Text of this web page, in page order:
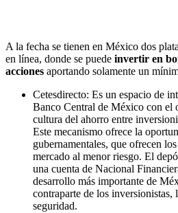
A la fecha se tienen en México dos
en línea, donde se puede invertir en
acciones aportando solamente un
Cetesdirecto: Es un espacio de
Banco Central de México con el
cultura del ahorro entre
Este mecanismo ofrece la
gubernamentales, que ofrecen
mercado al menor riesgo. El
una cuenta de Nacional
desarrollo más importante de
contraparte de los inversionistas,
seguridad.